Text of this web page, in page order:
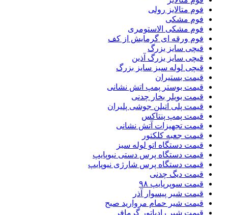
فوم متالایز رولی
فوم مشکی
فوم مشکی الاستومری
فوم ورقه ای گرمایش از کف
قیچی سایز بزرگ
قیچی سایز بزرگ آذین
قیچی لوله سبز سایز بزرگ
قیمت بستیران
قیمت بوستر پمپ اتش نشانی
قیمت بویلر بخار چدنی
قیمت پلی اتیلن جوشی پلیران
قیمت پمپ پنتاکس
قیمت تجهیزات آتش نشانی
قیمت جعبه کلکتور
قیمت دستگاه اتو لوله سبز
قیمت دستگاه پرس دستی نیوپایپ
قیمت دستگاه پرس شارژی نیوپایپ
قیمت دیگ چدنی
قیمت سوپرپایپ ۹۸
قیمت شیر پیسوار آذر
قیمت شیر حمام مروارید صبح
قیمت شیر رادیاتور گرمافر